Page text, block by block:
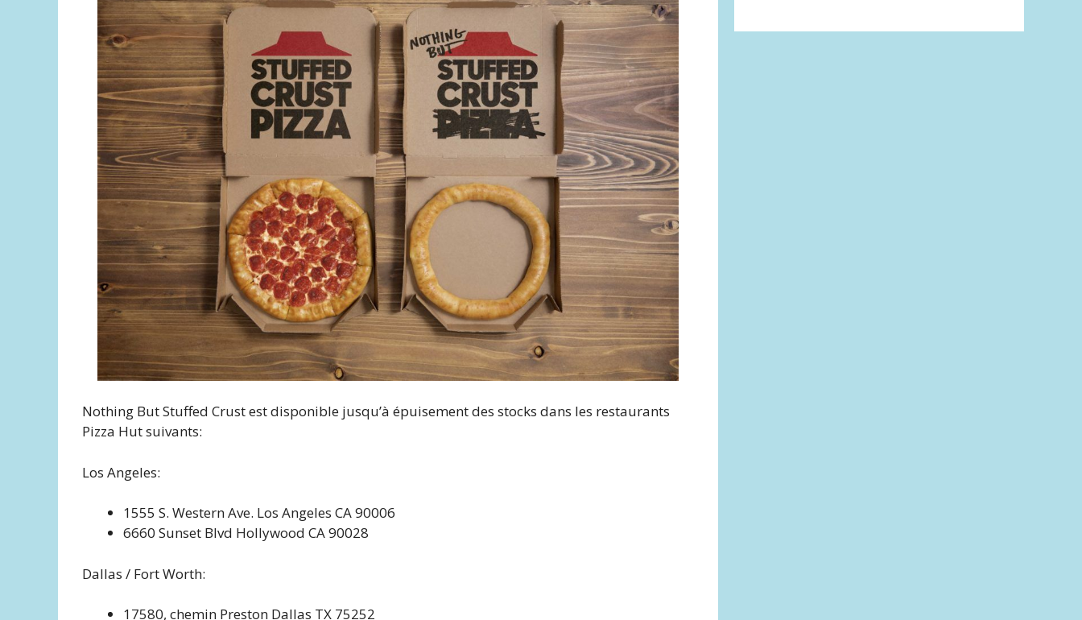
Nothing But Stuffed Crust est disponible jusqu’à épuisement des stocks dans les restaurants
Pizza Hut suivants:
Los Angeles:
1555 S. Western Ave. Los Angeles CA 90006
6660 Sunset Blvd Hollywood CA 90028
Dallas / Fort Worth:
17580, chemin Preston Dallas TX 75252